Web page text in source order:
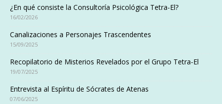
¿En qué consiste la Consultoría Psicológica Tetra-El?
16/02/2026
Canalizaciones a Personajes Trascendentes
15/09/2025
Recopilatorio de Misterios Revelados por el Grupo Tetra-El
19/07/2025
Entrevista al Espíritu de Sócrates de Atenas
07/06/2025